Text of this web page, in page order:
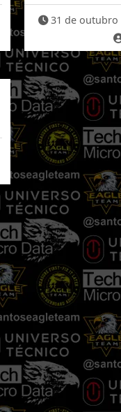
31 de outubro